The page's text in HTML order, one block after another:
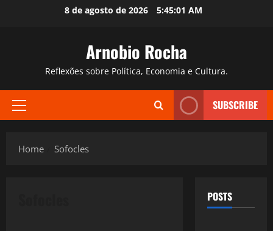
8 de agosto de 2026 5:45:02 AM
Arnobio Rocha
Reflexões sobre Política, Economia e Cultura.
Primary
SUBSCRIBE
Home Sofocles
POSTS